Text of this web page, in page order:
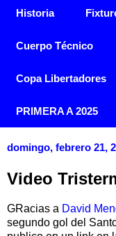
Historia
Cuerpo Técnico
Copa Libertadores
PRIMERA A 2025
domingo, febrero 21,
Video
GRacias a David
segundo gol del